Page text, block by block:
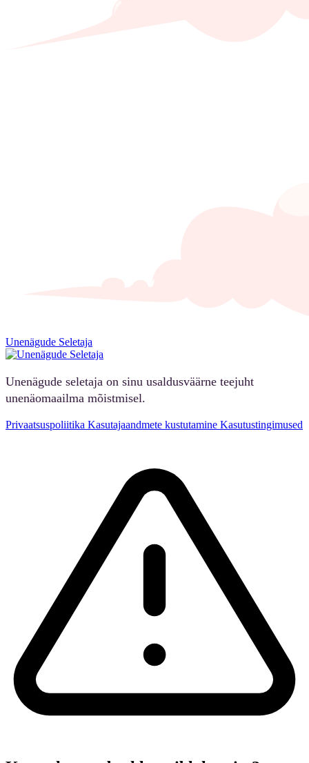
Unenägude Seletaja
Unenägude seletaja on sinu usaldusväärne teejuht
unenäomaailma mõistmisel.
Privaatsuspoliitika Kasutajaandmete kustutamine Kasutustingimused